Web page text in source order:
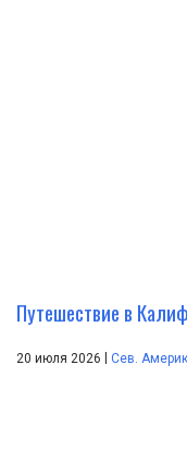
Путешествие в
20 июля 2026 | Сев.